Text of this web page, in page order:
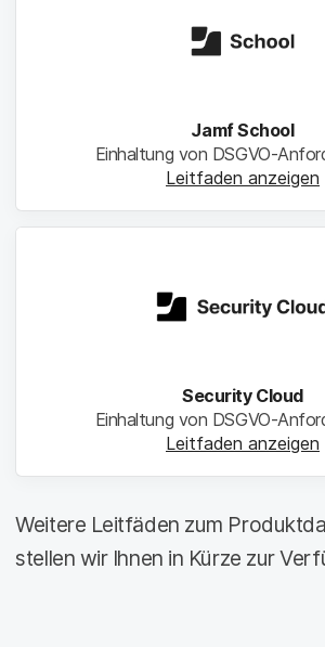
Jamf School
Einhaltung von DSGVO-
Leitfaden anzeigen
Security Cloud
Einhaltung von DSGVO-
Leitfaden anzeigen
Weitere Leitfäden zum
stellen wir Ihnen in Kürze zur